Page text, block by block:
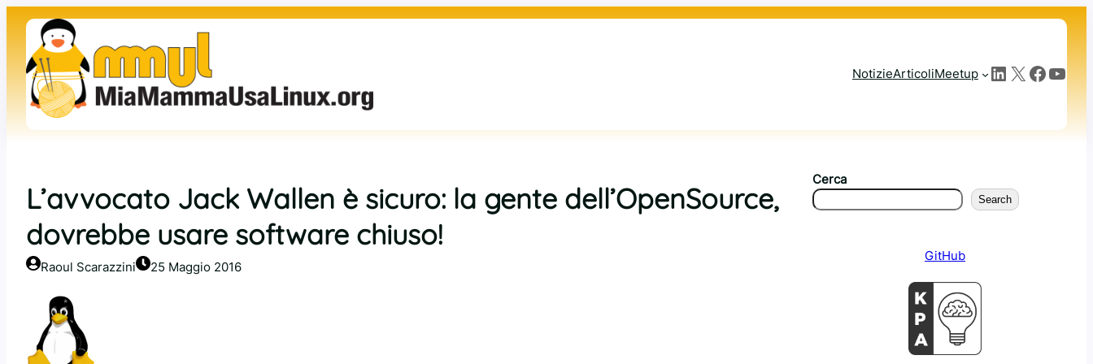
contenuto
NotizieArticoliMeetup LinkedIn X Facebook YouTube
L’avvocato Jack Wallen è sicuro: la gente dell’OpenSource,
dovrebbe usare software chiuso!
Raoul Scarazzini 25 Maggio 2016
Cerca
Search
GitHub